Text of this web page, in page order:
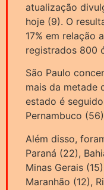
atualização
hoje (9). O
17% em relação
registrados 800
São Paulo
mais da metade
estado é
Pernambuco
Além disso,
Paraná (22),
Minas Gerais
Maranhão (12),